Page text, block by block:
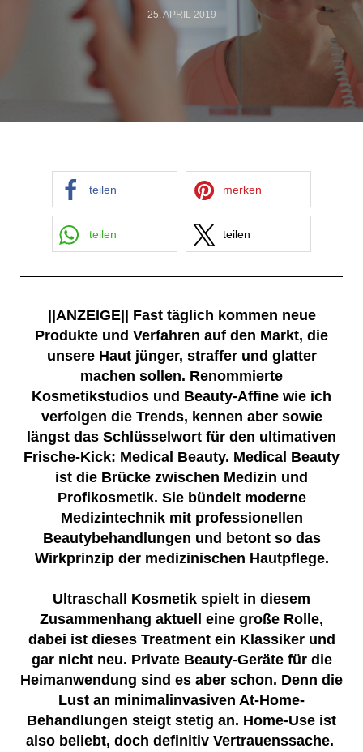
25. APRIL 2019
teilen merken
teilen teilen
||ANZEIGE|| Fast täglich kommen neue
Produkte und Verfahren auf den Markt, die
unsere Haut jünger, straffer und glatter
machen sollen. Renommierte
Kosmetikstudios und Beauty-Affine wie ich
verfolgen die Trends, kennen aber sowie
längst das Schlüsselwort für den ultimativen
Frische-Kick: Medical Beauty. Medical Beauty
ist die Brücke zwischen Medizin und
Profikosmetik. Sie bündelt moderne
Medizintechnik mit professionellen
Beautybehandlungen und betont so das
Wirkprinzip der medizinischen Hautpflege.
Ultraschall Kosmetik spielt in diesem
Zusammenhang aktuell eine große Rolle,
dabei ist dieses Treatment ein Klassiker und
gar nicht neu. Private Beauty-Geräte für die
Heimanwendung sind es aber schon. Denn die
Lust an minimalinvasiven At-Home-
Behandlungen steigt stetig an. Home-Use ist
also beliebt, doch definitiv Vertrauenssache.